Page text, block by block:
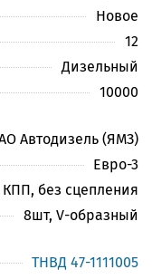
Новое
12
Дизельный
10000
Автодизель (ЯМЗ)
Евро-3
КПП, без сцепления
8шт, V-образный
ТНВД 47-1111005